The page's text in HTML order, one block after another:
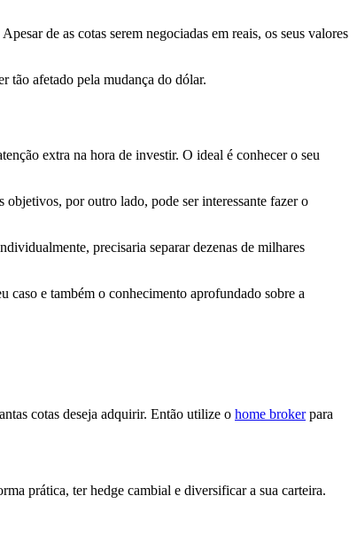
de as cotas serem negociadas em reais, os seus valores
tão afetado pela mudança do dólar.
extra na hora de investir. O ideal é conhecer o seu
por outro lado, pode ser interessante fazer o
precisaria separar dezenas de milhares
caso e também o conhecimento aprofundado sobre a
cotas deseja adquirir. Então utilize o home brokerpara
prática, ter hedge cambial e diversificar a sua carteira.